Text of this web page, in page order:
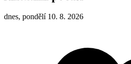
dnes, pondělí 10. 8. 2026